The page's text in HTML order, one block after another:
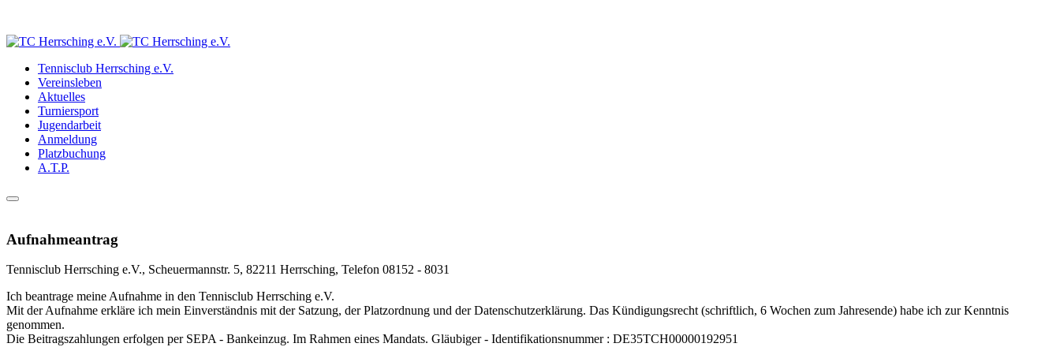
Tennisclub Herrsching e.V.
Vereinsleben
Aktuelles
Turniersport
Jugendarbeit
Anmeldung
Platzbuchung
A.T.P.
Aufnahmeantrag
Tennisclub Herrsching e.V., Scheuermannstr. 5, 82211 Herrsching, Telefon 08152 - 8031
Ich beantrage meine Aufnahme in den Tennisclub Herrsching e.V.
Mit der Aufnahme erkläre ich mein Einverständnis mit der Satzung, der Platzordnung und der Datenschutzerklärung. Das Kündigungsrecht (schriftlich, 6 Wochen zum Jahresende) habe ich zur Kenntnis
genommen.
Die Beitragszahlungen erfolgen per SEPA - Bankeinzug. Im Rahmen eines Mandats. Gläubiger - Identifikationsnummer : DE35TCH00000192951